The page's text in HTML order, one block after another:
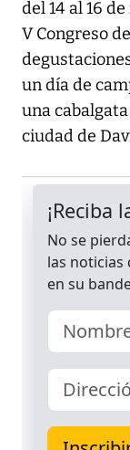
del 14 al 16
V Congreso
un día de
una
ciudad de